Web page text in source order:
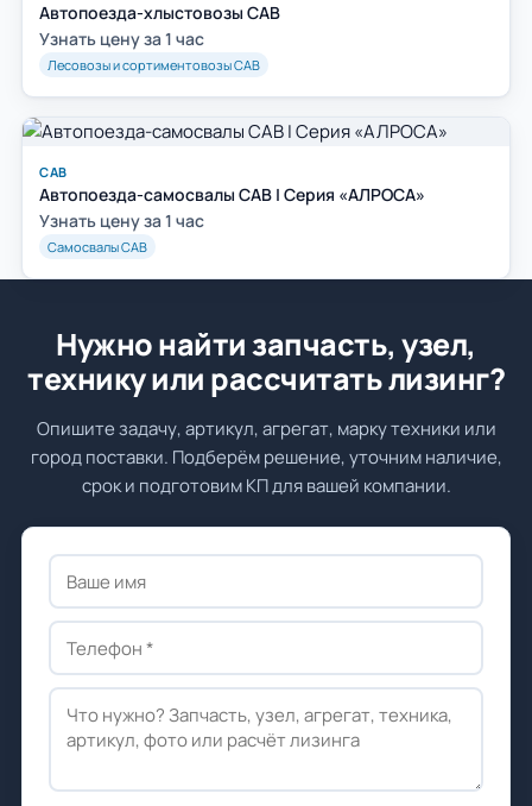
Автопоезда-хлыстовозы САВ
Узнать цену за 1 час
Лесовозы и сортиментовозы САВ
САВ
Автопоезда-самосвалы САВ | Серия «АЛРОСА»
Узнать цену за 1 час
Самосвалы САВ
Нужно найти запчасть, узел,
технику или рассчитать лизинг?
Опишите задачу, артикул, агрегат, марку техники или
город поставки. Подберём решение, уточним наличие,
срок и подготовим КП для вашей компании.